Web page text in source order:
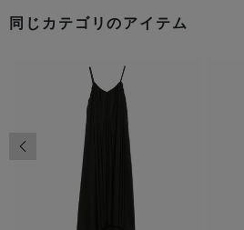
同じカテゴリのアイテム
前の画像